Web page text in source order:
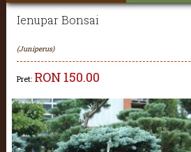
Ienupar Bonsai
(Juniperus)
Pret: RON 150.00